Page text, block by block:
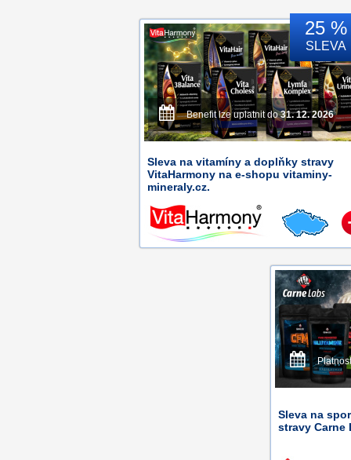
25 %
SLEVA
Benefit lze uplatnit do31. 12. 2026
Sleva na vitamíny a doplňky stravy
VitaHarmony na e-shopu vitaminy-
mineraly.cz.
Sleva na
stravy Carne